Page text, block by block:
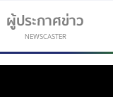
ผู้ประกาศข่าว
NEWSCASTER